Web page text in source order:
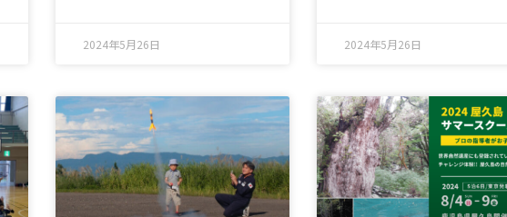
2024年5月26日 2024年5月26日